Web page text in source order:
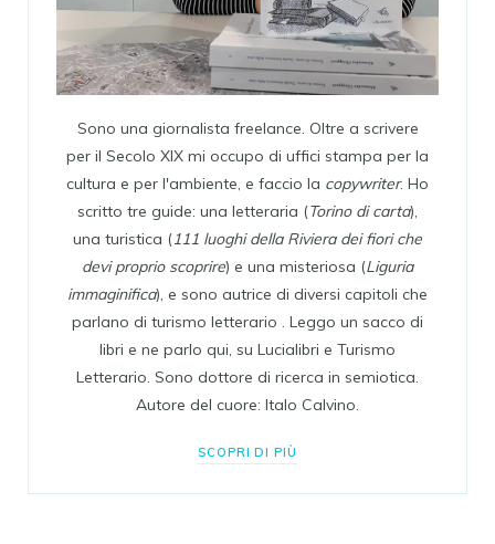
Sono una giornalista freelance. Oltre a scrivere
per il Secolo XIX mi occupo di uffici stampa per la
cultura e per l'ambiente, e faccio la copywriter. Ho
scritto tre guide: una letteraria (Torino di carta),
una turistica (111 luoghi della Riviera dei fiori che
devi proprio scoprire) e una misteriosa (Liguria
immaginifica), e sono autrice di diversi capitoli che
parlano di turismo letterario . Leggo un sacco di
libri e ne parlo qui, su Lucialibri e Turismo
Letterario. Sono dottore di ricerca in semiotica.
Autore del cuore: Italo Calvino.
SCOPRI DI PIÙ